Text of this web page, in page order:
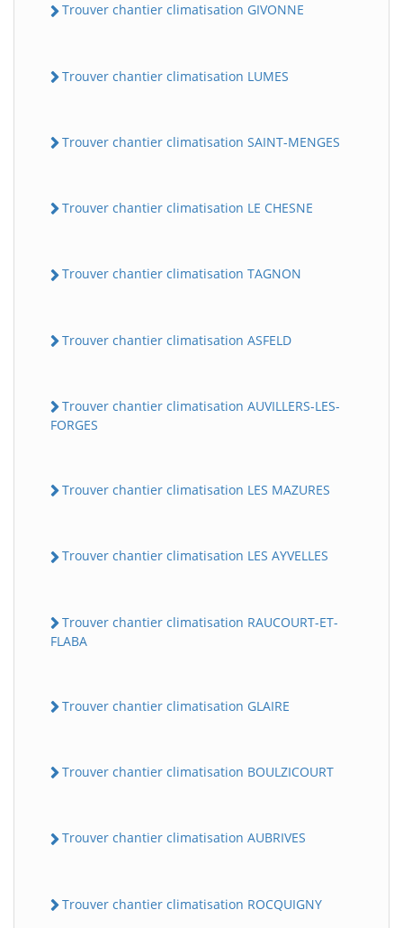
Trouver chantier climatisation GIVONNE
Trouver chantier climatisation LUMES
Trouver chantier climatisation SAINT-MENGES
Trouver chantier climatisation LE CHESNE
Trouver chantier climatisation TAGNON
Trouver chantier climatisation ASFELD
Trouver chantier climatisation AUVILLERS-LES-
FORGES
Trouver chantier climatisation LES MAZURES
Trouver chantier climatisation LES AYVELLES
Trouver chantier climatisation RAUCOURT-ET-
FLABA
Trouver chantier climatisation GLAIRE
Trouver chantier climatisation BOULZICOURT
Trouver chantier climatisation AUBRIVES
Trouver chantier climatisation ROCQUIGNY